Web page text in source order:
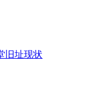
旧址现状